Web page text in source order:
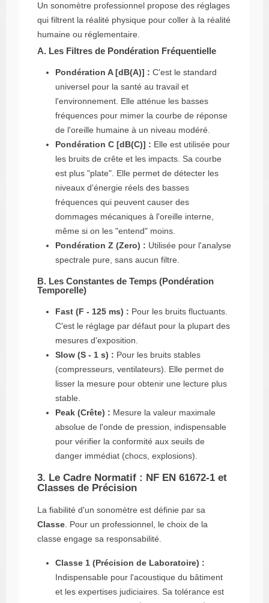
Un sonomètre professionnel propose des réglages
qui filtrent la réalité physique pour coller à la réalité
humaine ou réglementaire.
A. Les Filtres de Pondération Fréquentielle
Pondération A [dB(A)] : C'est le standard
universel pour la santé au travail et
l'environnement. Elle atténue les basses
fréquences pour mimer la courbe de réponse
de l'oreille humaine à un niveau modéré.
Pondération C [dB(C)] : Elle est utilisée pour
les bruits de crête et les impacts. Sa courbe
est plus "plate". Elle permet de détecter les
niveaux d'énergie réels des basses
fréquences qui peuvent causer des
dommages mécaniques à l'oreille interne,
même si on les "entend" moins.
Pondération Z (Zero) : Utilisée pour l'analyse
spectrale pure, sans aucun filtre.
B. Les Constantes de Temps (Pondération
Temporelle)
Fast (F - 125 ms) : Pour les bruits fluctuants.
C'est le réglage par défaut pour la plupart des
mesures d'exposition.
Slow (S - 1 s) : Pour les bruits stables
(compresseurs, ventilateurs). Elle permet de
lisser la mesure pour obtenir une lecture plus
stable.
Peak (Crête) : Mesure la valeur maximale
absolue de l'onde de pression, indispensable
pour vérifier la conformité aux seuils de
danger immédiat (chocs, explosions).
3. Le Cadre Normatif : NF EN 61672-1 et
Classes de Précision
La fiabilité d'un sonomètre est définie par sa
Classe . Pour un professionnel, le choix de la
classe engage sa responsabilité.
Classe 1 (Précision de Laboratoire) :
Indispensable pour l'acoustique du bâtiment
et les expertises judiciaires. Sa tolérance est